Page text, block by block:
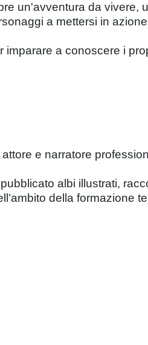
un'avventura da vivere,
a mettersi in
a conoscere i
e narratore
albi illustrati,
della formazione